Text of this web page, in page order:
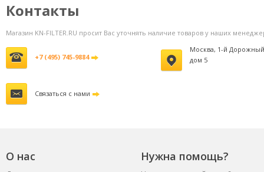
Контакты
Магазин KN-FILTER.RU просит Вас уточнять наличие товаров у наших
+7 (495) 745-9884
Москва, 1-й
дом 5
Связаться с нами
О нас Нужна помощь?